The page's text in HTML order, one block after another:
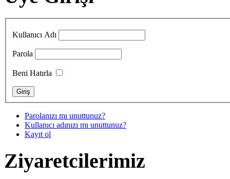
Kullanıcı Adı
Parola
Beni Hatırla
Parolanızı mı unuttunuz?
Kullanıcı adınızı mı unuttunuz?
Kayıt ol
Ziyaretcilerimiz